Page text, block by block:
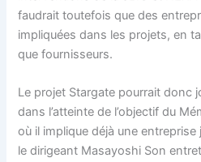
faudrait toutefois que des
impliquées dans les projets, en
que fournisseurs.
Le projet Stargate pourrait donc
dans l’atteinte de l’objectif du
où il implique déjà une
le dirigeant Masayoshi Son